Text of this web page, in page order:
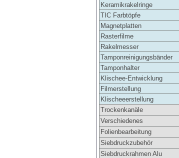
Keramikrakelringe
TIC Farbtöpfe
Magnetplatten
Rasterfilme
Rakelmesser
Tamponreinigungsbänder
Tamponhalter
Klischee-Entwicklung
Filmerstellung
Klischeeerstellung
Trockenkanäle
Verschiedenes
Folienbearbeitung
Siebdruckzubehör
Siebdruckrahmen Alu